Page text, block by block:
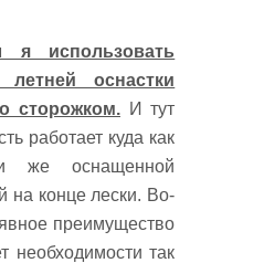
я использовать
оснастки
сторожком.И тут
работает куда как
же оснащенной
на конце лески. Во-
преимущество
необходимости так